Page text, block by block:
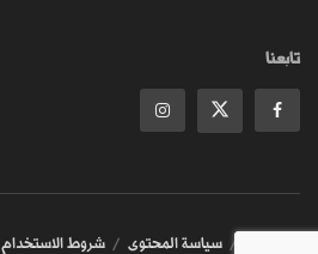
تابعنا
سياسة المحتوى شروط الاستخدام